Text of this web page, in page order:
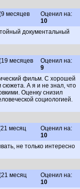
месяцев
Оценил на:
10
документальный
месяцев
Оценил на:
9
фильм. С хорошей
А я и не знал, что
Оценку снизил
социологией.
месяц
Оценил на:
10
не только интересно
месяц
Оценил на:
10